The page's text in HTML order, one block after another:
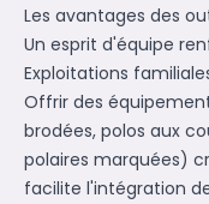
Les avantages des
Un esprit d'équipe
Exploitations
Offrir des
brodées, polos aux
polaires marquées)
facilite l'intégration